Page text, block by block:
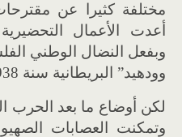
مختلفة كثيرا عن
أعدت الأعمال
وبفعل النضال الوطني
وودهيد” البريطانية سنة
لكن أوضاع ما بعد الحرب
وتمكنت العصابات